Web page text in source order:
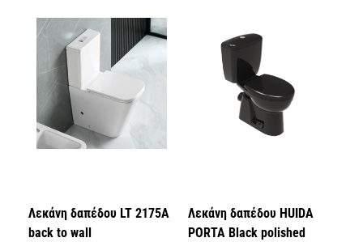
Λεκάνη δαπέδου LT 2175A
back to wall
Λεκάνη δαπέδου HUIDA
PORTA Black polished